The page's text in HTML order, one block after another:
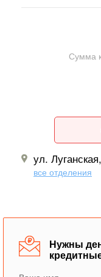
Сумма
ул.
все отделения
Нужны